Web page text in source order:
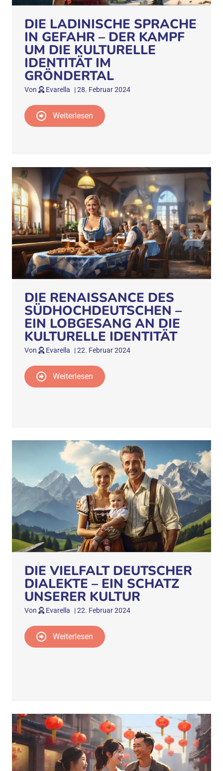
DIE LADINISCHE SPRACHE
IN GEFAHR – DER KAMPF
UM DIE KULTURELLE
IDENTITÄT IM
GRÖNDERTAL
Von Evarella |28. Februar 2024
Weiterlesen
DIE RENAISSANCE DES
SÜDHOCHDEUTSCHEN –
EIN LOBGESANG AN DIE
KULTURELLE IDENTITÄT
Von Evarella |22. Februar 2024
Weiterlesen
DIE VIELFALT DEUTSCHER
DIALEKTE – EIN SCHATZ
UNSERER KULTUR
Von Evarella |22. Februar 2024
Weiterlesen